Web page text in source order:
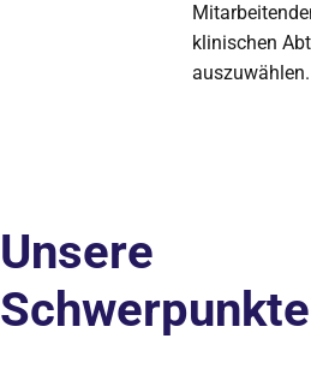
klinischen
auszuwählen.
Unsere
Schwerpunkte